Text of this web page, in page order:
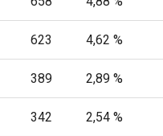
623 4,62 %
389 2,89 %
342 2,54 %